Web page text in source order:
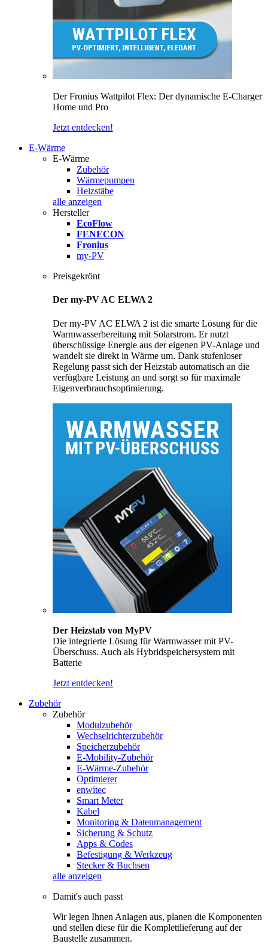
Der Fronius Wattpilot Flex: Der dynamische E-Charger
Home und Pro
Jetzt entdecken!
E-Wärme
E-Wärme
Zubehör
Wärmepumpen
Heizstäbe
alle anzeigen
Hersteller
EcoFlow
FENECON
Fronius
my-PV
Preisgekrönt
Der my-PV AC ELWA 2
Der my-PV AC ELWA 2 ist die smarte Lösung für die
Warmwasserbereitung mit Solarstrom. Er nutzt
überschüssige Energie aus der eigenen PV-Anlage und
wandelt sie direkt in Wärme um. Dank stufenloser
Regelung passt sich der Heizstab automatisch an die
verfügbare Leistung an und sorgt so für maximale
Eigenverbrauchsoptimierung.
Der Heizstab von MyPV
Die integrierte Lösung für Warmwasser mit PV-
Überschuss. Auch als Hybridspeichersystem mit
Batterie
Jetzt entdecken!
Zubehör
Zubehör
Modulzubehör
Wechselrichterzubehör
Speicherzubehör
E-Mobility-Zubehör
E-Wärme-Zubehör
Optimierer
enwitec
Smart Meter
Kabel
Monitoring & Datenmanagement
Sicherung & Schutz
Apps & Codes
Befestigung & Werkzeug
Stecker & Buchsen
alle anzeigen
Damit's auch passt
Wir legen Ihnen Anlagen aus, planen die Komponenten
und stellen diese für die Komplettlieferung auf der
Baustelle zusammen.